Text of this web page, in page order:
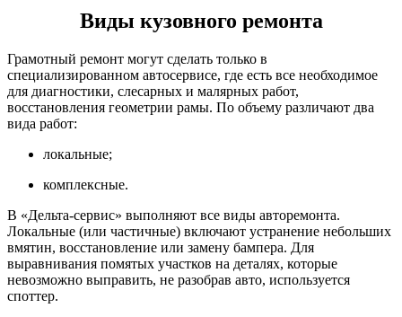
Виды кузовного ремонта
Грамотный ремонт могут сделать только в
специализированном автосервисе, где есть все необходимое
для диагностики, слесарных и малярных работ,
восстановления геометрии рамы. По объему различают два
вида работ:
локальные;
комплексные.
В «Дельта-сервис» выполняют все виды авторемонта.
Локальные (или частичные) включают устранение небольших
вмятин, восстановление или замену бампера. Для
выравнивания помятых участков на деталях, которые
невозможно выправить, не разобрав авто, используется
споттер.